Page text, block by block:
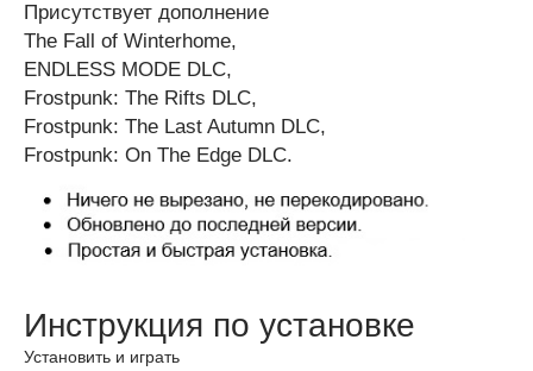
Присутствует дополнение
The Fall of Winterhome,
ENDLESS MODE DLC,
Frostpunk: The Rifts DLC,
Frostpunk: The Last Autumn DLC,
Frostpunk: On The Edge DLC.
Инструкция по установке
Установить и играть